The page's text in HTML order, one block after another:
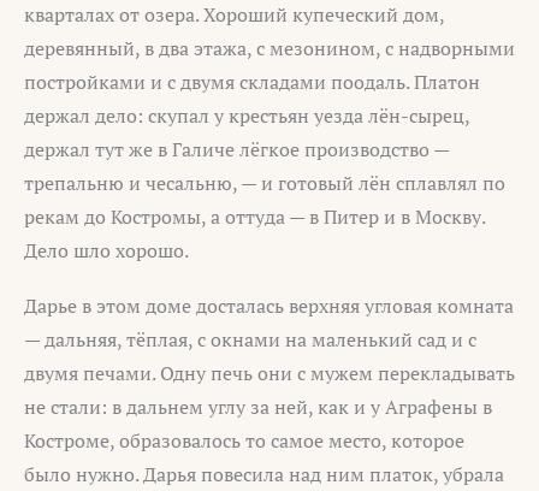
кварталах от озера. Хороший купеческий дом,
деревянный, в два этажа, с мезонином, с надворными
постройками и с двумя складами поодаль. Платон
держал дело: скупал у крестьян уезда лён-сырец,
держал тут же в Галиче лёгкое производство —
трепальню и чесальню, — и готовый лён сплавлял по
рекам до Костромы, а оттуда — в Питер и в Москву.
Дело шло хорошо.
Дарье в этом доме досталась верхняя угловая комната
— дальняя, тёплая, с окнами на маленький сад и с
двумя печами. Одну печь они с мужем перекладывать
не стали: в дальнем углу за ней, как и у Аграфены в
Костроме, образовалось то самое место, которое
было нужно. Дарья повесила над ним платок, убрала